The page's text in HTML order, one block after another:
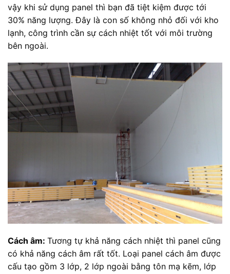
vậy khi sử dụng panel thì bạn đã tiệt kiệm được tới
30% năng lượng. Đây là con số không nhỏ đối với kho
lạnh, công trình cần sự cách nhiệt tốt với môi trường
bên ngoài.
Cách âm: Tương tự khả năng cách nhiệt thì panel cũng
có khả năng cách âm rất tốt. Loại panel cách âm được
cấu tạo gồm 3 lớp, 2 lớp ngoài bằng tôn mạ kẽm, lớp